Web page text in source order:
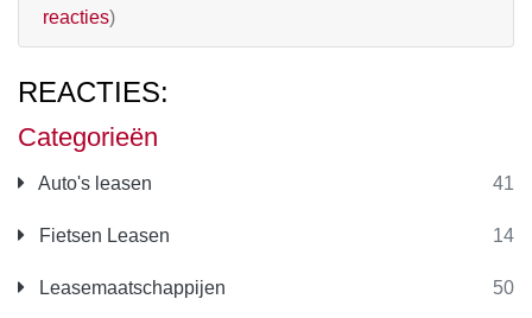
Categorieën
Auto's leasen 41
Fietsen Leasen 14
Leasemaatschappijen 50
reacties)
REACTIES: